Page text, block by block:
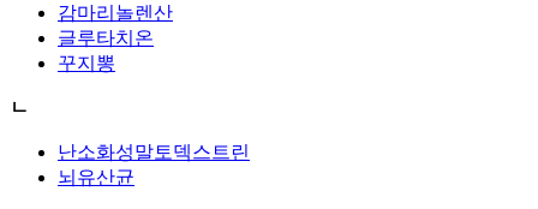
감마리놀렌산
글루타치온
꾸지뽕
ㄴ
난소화성말토덱스트린
뇌유산균